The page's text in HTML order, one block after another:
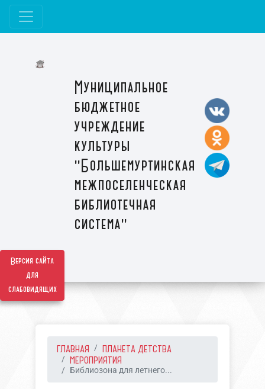
Версия сайта
для
слабовидящих
Муниципальное
бюджетное
учреждение
культуры
"Большемуртинская
межпоселенческая
библиотечная
система"
ГЛАВНАЯ
ПЛАНЕТА ДЕТСТВА
МЕРОПРИЯТИЯ
Библиозона для летнего...